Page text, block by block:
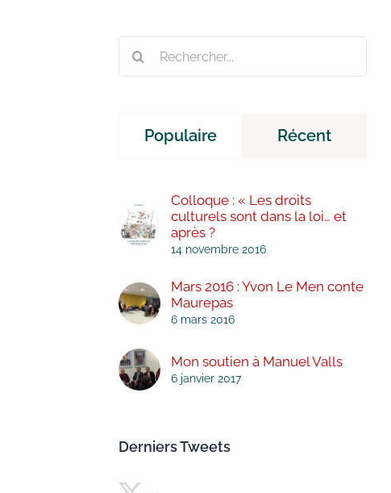
Populaire Récent
Colloque : « Les droits
culturels sont dans la loi… et
après ?
14 novembre 2016
Mars 2016 : Yvon Le Men conte
Maurepas
6 mars 2016
Mon soutien à Manuel Valls
6 janvier 2017
Derniers Tweets